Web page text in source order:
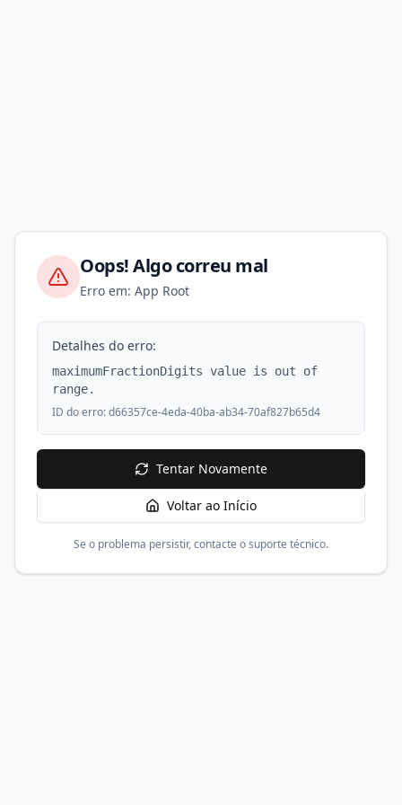
Oops! Algo correu mal
Erro em: App Root
Detalhes do erro:
maximumFractionDigits value is out of
range.
ID do erro:d66357ce-4eda-40ba-ab34-70af827b65d4
Tentar Novamente
Voltar ao Início
Se o problema persistir, contacte o suporte técnico.